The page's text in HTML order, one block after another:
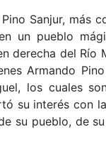
Sanjur, más
un pueblo
derecha del Río
Armando
los cuales
su interés con
su pueblo, de